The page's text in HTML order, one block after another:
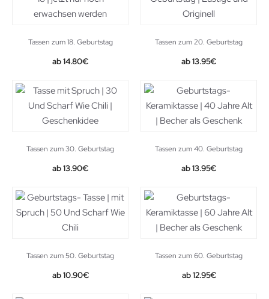
Tassen zum 18. Geburtstag
14.80€
Tassen zum 20. Geburtstag
13.95€
Tassen zum 30. Geburtstag
13.90€
Tassen zum 40. Geburtstag
13.95€
Tassen zum 50. Geburtstag
10.90€
Tassen zum 60. Geburtstag
12.95€